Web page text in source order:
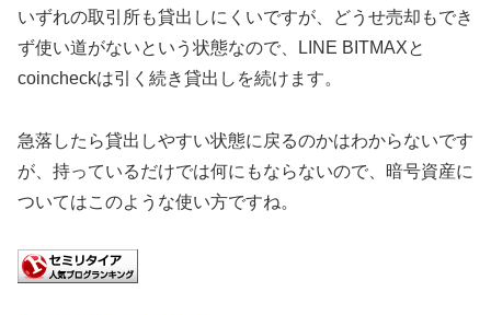
いずれの取引所も貸出しにくいですが、どうせ売却もでき
ず使い道がないという状態なので、LINE BITMAXと
coincheckは引く続き貸出しを続けます。
急落したら貸出しやすい状態に戻るのかはわからないです
が、持っているだけでは何にもならないので、暗号資産に
ついてはこのような使い方ですね。